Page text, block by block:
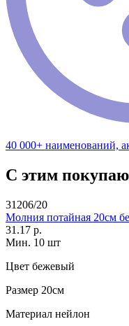
40 000+ наименований,
С этим
31206/20
Молния потайная 20см
31.17 р.
Мин. 10 шт
Цвет бежевый
Размер 20см
Материал нейлон